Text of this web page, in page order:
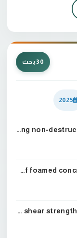
30 بحث
2025
Harnessing machine learning for accurate estimation of concrete strength using non-destructive tests: a comparative study
Optimizing compressive strength of foamed concrete using stepwise regression
Machine learning-based prediction of shear strength in interior beam-column joints